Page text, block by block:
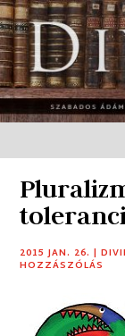
2015 JAN. 26. |
HOZZÁSZÓLÁS